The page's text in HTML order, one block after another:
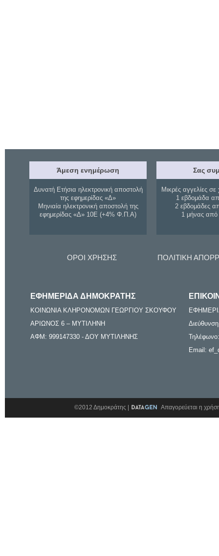
Άμεση ενημέρωση
Δυνατή Ετήσια ηλεκτρονική αποστολή
της εφημερίδας «Δ»
Μηνιαία ηλεκτρονική αποστολή της
εφημερίδας «Δ» 10Ε (+4% Φ.Π.Α)
Σας
Μικρές αγγελίες σε
1 εβδομάδα
2 εβδομάδες
1 μήνας
ΟΡΟΙ ΧΡΗΣΗΣ ΠΟΛΙΤΙΚΗ
ΕΦΗΜΕΡΙΔΑ ΔΗΜΟΚΡΑΤΗΣ
ΚΟΙΝΩΝΙΑ ΚΛΗΡΟΝΟΜΩΝ ΓΕΩΡΓΙΟΥ ΣΚΟΥΦΟΥ
ΑΡΙΩΝΟΣ 6 – ΜΥΤΙΛΗΝΗ
ΑΦΜ: 999147330 - ΔΟΥ ΜΥΤΙΛΗΝΗΣ
Email:
©2012 Δημοκράτης | Απαγορεύεται η